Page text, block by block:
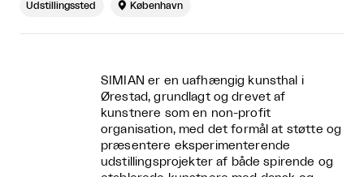
Udstillingssted  København
SIMIAN er en uafhængig kunsthal i
Ørestad, grundlagt og drevet af
kunstnere som en non-profit
organisation, med det formål at støtte og
præsentere eksperimenterende
udstillingsprojekter af både spirende og